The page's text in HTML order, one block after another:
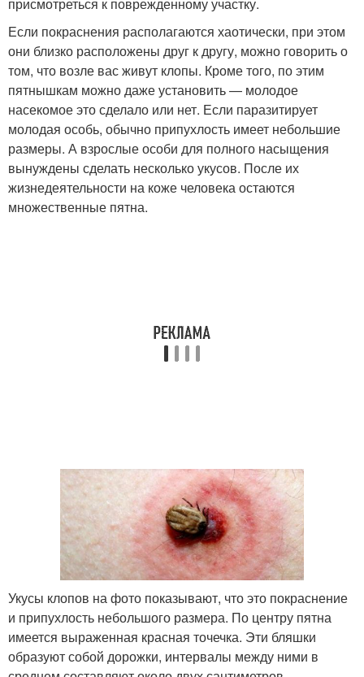
присмотреться к поврежденному участку.
Если покраснения располагаются хаотически, при этом
они близко расположены друг к другу, можно говорить о
том, что возле вас живут клопы. Кроме того, по этим
пятнышкам можно даже установить — молодое
насекомое это сделало или нет. Если паразитирует
молодая особь, обычно припухлость имеет небольшие
размеры. А взрослые особи для полного насыщения
вынуждены сделать несколько укусов. После их
жизнедеятельности на коже человека остаются
множественные пятна.
Укусы клопов на фото показывают, что это покраснение
и припухлость небольшого размера. По центру пятна
имеется выраженная красная точечка. Эти бляшки
образуют собой дорожки, интервалы между ними в